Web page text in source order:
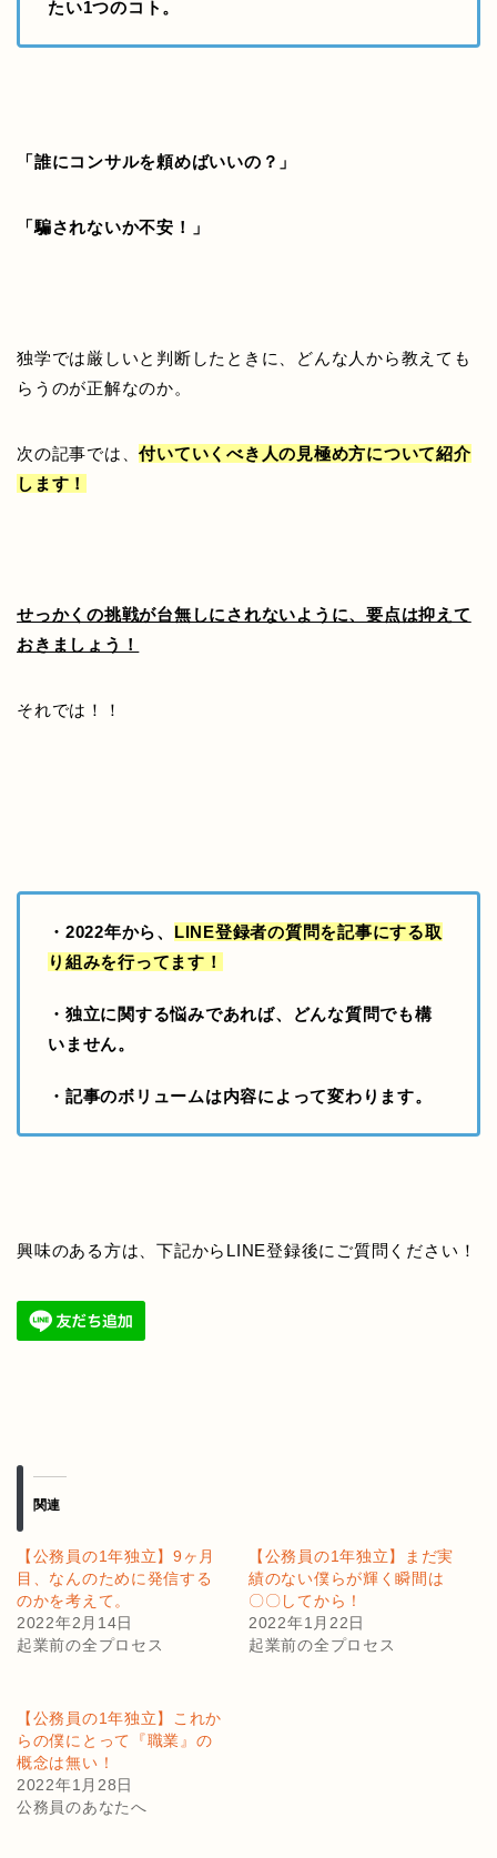
たい1つのコト。
「誰にコンサルを頼めばいいの？」
「騙されないか不安！」
独学では厳しいと判断したときに、どんな人から教えても
らうのが正解なのか。
次の記事では、付いていくべき人の見極め方について紹介
します！
せっかくの挑戦が台無しにされないように、要点は抑えて
おきましょう！
それでは！！
・2022年から、 LINE登録者の質問を記事にする取
り組みを行ってます！
・独立に関する悩みであれば、どんな質問でも構
いません。
・記事のボリュームは内容によって変わります。
興味のある方は、下記からLINE登録後にご質問ください！
関連
【公務員の1年独立】9ヶ月
目、なんのために発信する
のかを考えて。
2022年2月14日
起業前の全プロセス
【公務員の1年独立】まだ実
績のない僕らが輝く瞬間は
〇〇してから！
2022年1月22日
起業前の全プロセス
【公務員の1年独立】これか
らの僕にとって『職業』の
概念は無い！
2022年1月28日
公務員のあなたへ